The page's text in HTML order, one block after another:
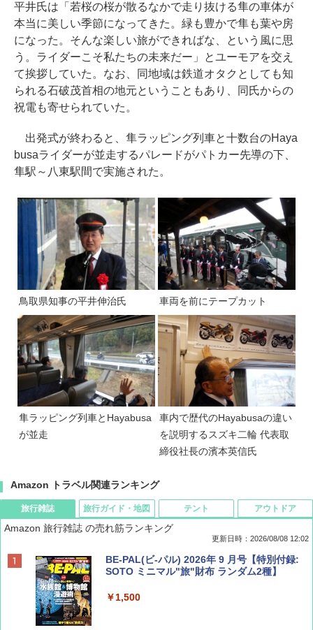
平井氏は「若桜の桜が散るなかで走り抜ける隼の車体が
本当に美しい季節になってきた。緑も豊かで隼も葉や房
になった。そんな楽しい旅ができればな、という風に思
う。ライダーこそ私たちの未来だー」とユーモアを交え
て挨拶していた。なお、同地域は鉄道オタクとしても知
られる石破茂首相の地元ということもあり、同氏からの
祝電も寄せられていた。
出発式が終わると、隼ラッピング列車と十数台のHaya
busaライダーが並走するパレードがパトカー先導の下、
隼駅～八東駅間で実施された。
鳥取県知事の平井伸治氏 車両を前にテープカット
隼ラッピング列車とHayabusa
が並走
車内で歴代のHayabusaの違い
を説明するスズキ二輪 代表取
締役社長の濱本英信氏
Amazon トラベル関連ランキング
旅行雑誌
Amazon 旅行雑誌 の売れ筋ランキング
更新日時：2026/08/08 12:02
BE-PAL(ビ-パル) 2026年 9 月号【特別付録:
SOTO ミニマル"旅"財布 ランダム2種】
￥1,500
旅行ガイド・地図 テント アウトドア